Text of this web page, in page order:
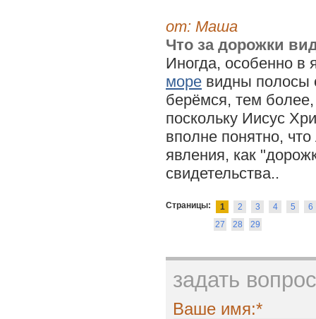
от: Маша
Что за дорожки
Иногда, особенно в
море видны полосы
берёмся, тем
поскольку Иисус
вполне понятно,
явления, как
свидетельства..
Страницы: 1 2 3 4 5
6
27
28 29
задать вопрос
Ваше имя:*